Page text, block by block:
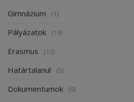
Gimnázium (1)
Pályázatok (19)
Erasmus (12)
Határtalanul (5)
Dokumentumok (9)